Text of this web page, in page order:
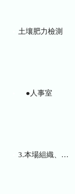
土壤肥力檢測
●人事室
3.本場組織、職掌及聯絡資訊